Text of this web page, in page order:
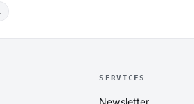
SERVICES